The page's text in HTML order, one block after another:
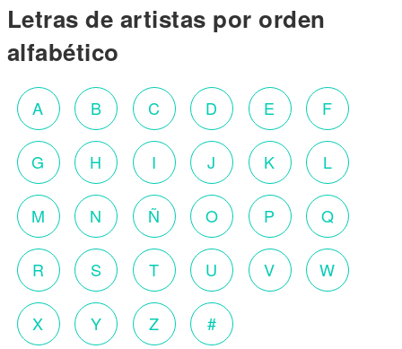
Letras de artistas por orden
alfabético
A B C D E F
G H I J K L
M N Ñ O P Q
R S T U V W
X Y Z #